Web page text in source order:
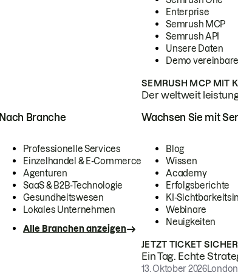
Enterprise
Semrush MCP
Semrush API
Unsere Daten
Demo
SEMRUSH MCP MIT
Der weltweit
Nach Branche
Professionelle Services
Einzelhandel & E-Commerce
Agenturen
SaaS & B2B-Technologie
Gesundheitswesen
Lokales Unternehmen
Alle Branchen anzeigen
Wachsen Sie mit
Blog
Wissen
Academy
Erfolgsberichte
KI-
Webinare
Neuigkeiten
JETZT TICKET
Ein Tag. Echte
13. Oktober 2026